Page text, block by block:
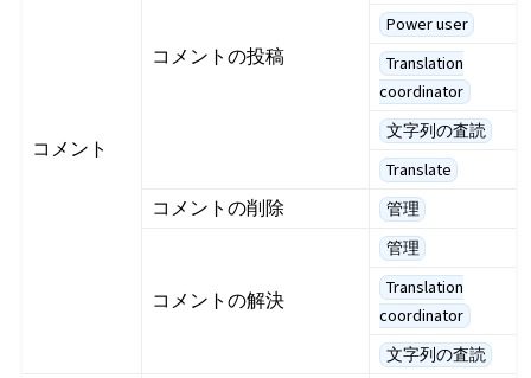
コメント
コメントの投稿
Power user
Translation
coordinator
文字列の査読
Translate
コメントの削除 管理
コメントの解決
管理
Translation
coordinator
文字列の査読